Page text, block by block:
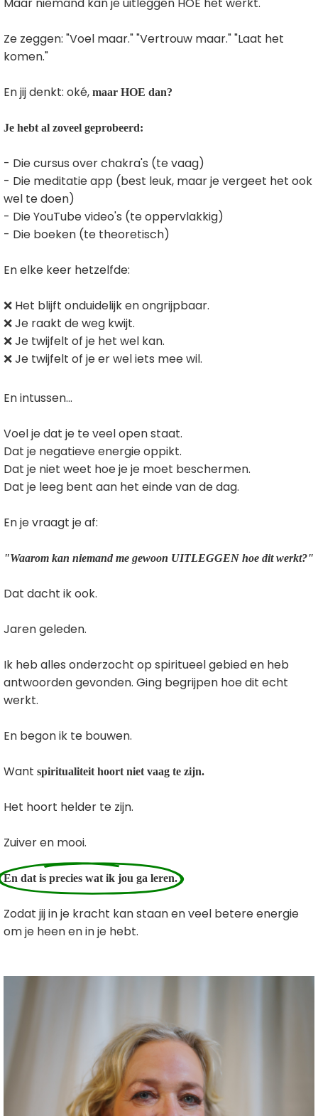
Maar niemand kan je uitleggen HOE het werkt.
Ze zeggen: "Voel maar." "Vertrouw maar." "Laat het
komen."
En jij denkt: oké, maar HOE dan?
Je hebt al zoveel geprobeerd:
- Die cursus over chakra's (te vaag)
- Die meditatie app (best leuk, maar je vergeet het ook
wel te doen)
- Die YouTube video's (te oppervlakkig)
- Die boeken (te theoretisch)
En elke keer hetzelfde:
❌ Het blijft onduidelijk en ongrijpbaar.
❌ Je raakt de weg kwijt.
❌ Je twijfelt of je het wel kan.
❌ Je twijfelt of je er wel iets mee wil.
En intussen...
Voel je dat je te veel open staat.
Dat je negatieve energie oppikt.
Dat je niet weet hoe je je moet beschermen.
Dat je leeg bent aan het einde van de dag.
En je vraagt je af:
"Waarom kan niemand me gewoon UITLEGGEN hoe dit werkt?"
Dat dacht ik ook.
Jaren geleden.
Ik heb alles onderzocht op spiritueel gebied en heb
antwoorden gevonden. Ging begrijpen hoe dit echt
werkt.
En begon ik te bouwen.
Want spiritualiteit hoort niet vaag te zijn.
Het hoort helder te zijn.
Zuiver en mooi.
En dat is precies wat ik jou ga leren.
Zodat jij in je kracht kan staan en veel betere energie
om je heen en in je hebt.